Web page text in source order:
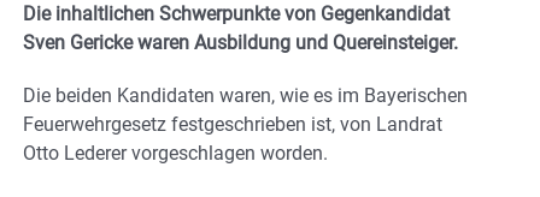
Die inhaltlichen Schwerpunkte von Gegenkandidat
Sven Gericke waren Ausbildung und Quereinsteiger.
Die beiden Kandidaten waren, wie es im Bayerischen
Feuerwehrgesetz festgeschrieben ist, von Landrat
Otto Lederer vorgeschlagen worden.